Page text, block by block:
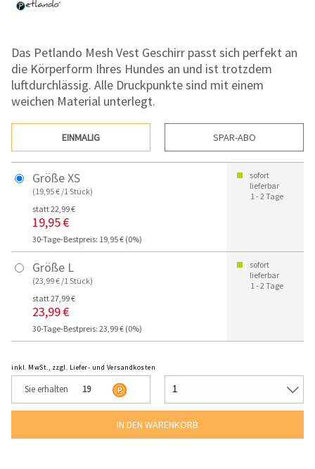
Das Petlando Mesh Vest Geschirr passt sich perfekt an
die Körperform Ihres Hundes an und ist trotzdem
luftdurchlässig. Alle Druckpunkte sind mit einem
weichen Material unterlegt.
EINMALIG SPAR-ABO
Größe XS
(19,95 € /1 Stück)
statt 22,99 €
19,95 €
30-Tage-Bestpreis: 19,95 € (0%)
sofort
lieferbar
1 - 2 Tage
Größe L
(23,99 € /1 Stück)
statt 27,99 €
23,99 €
30-Tage-Bestpreis: 23,99 € (0%)
sofort
lieferbar
1 - 2 Tage
inkl. MwSt., zzgl. Liefer- und Versandkosten
Sie erhalten 19